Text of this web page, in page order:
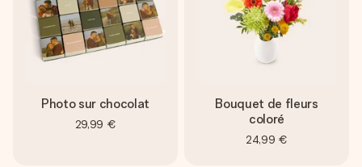
Photo sur chocolat
29,99 €
Bouquet de fleurs
coloré
24,99 €